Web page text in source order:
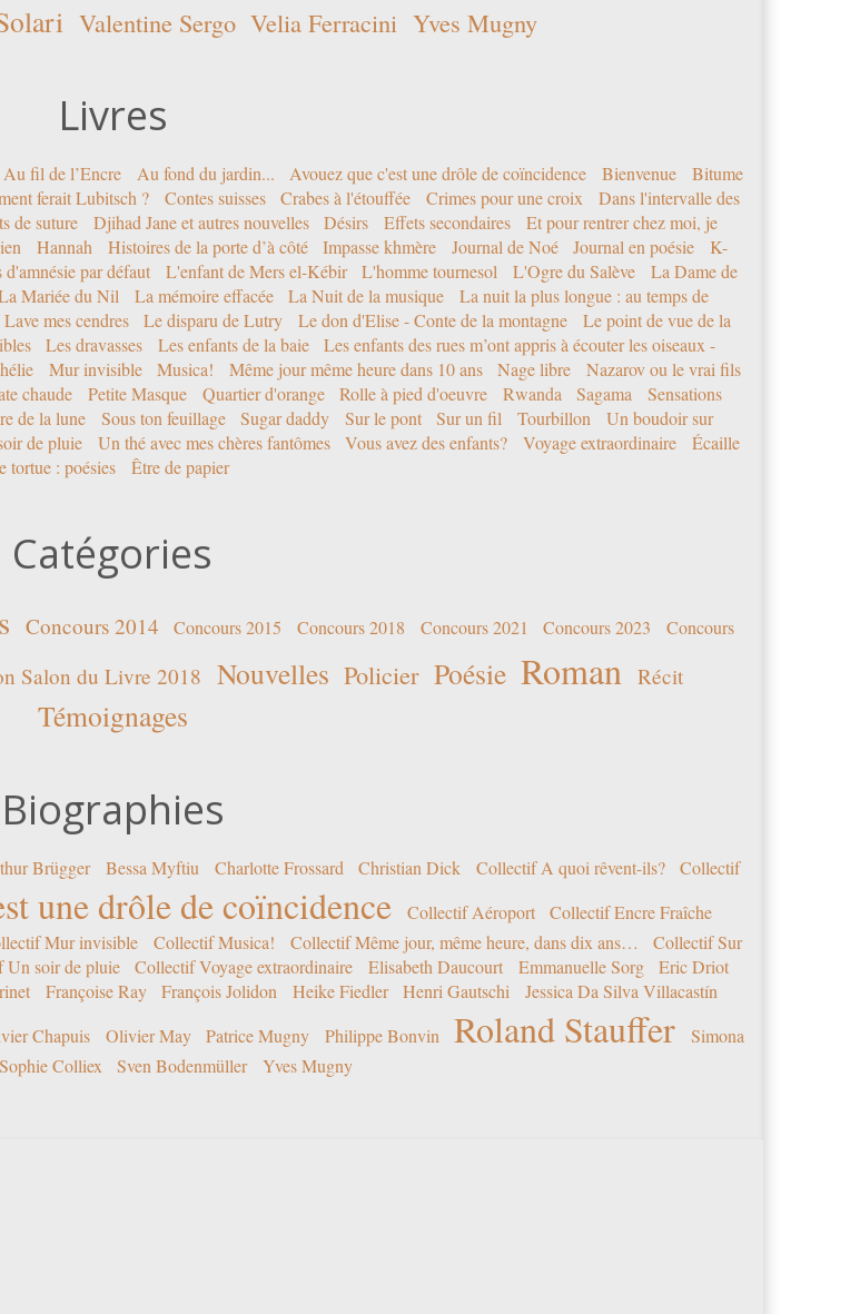
Valentine Sergo Velia Ferracini Yves Mugny
Livres
Au fil de l’Encre Au fond du jardin... Avouez que c'est une drôle de coïncidence Bienvenue
Bitume
ferait Lubitsch ? Contes suisses Crabes à l'étouffée Crimes pour une croix
Dans l'intervalle des
de suture Djihad Jane et autres nouvelles Désirs Effets secondaires
Et pour rentrer chez moi, je
Hannah Histoires de la porte d’à côté Impasse khmère Journal de Noé Journal en poésie
K-
par défaut L'enfant de Mers el-Kébir L'homme tournesol L'Ogre du Salève
La Dame de
Mariée du Nil La mémoire effacée La Nuit de la musique
La nuit la plus longue : au temps de
Lave mes cendres Le disparu de Lutry Le don d'Elise - Conte de la montagne
Le point de vue de la
Les dravasses Les enfants de la baie
Les enfants des rues m’ont appris à écouter les oiseaux -
Mur invisible Musica! Même jour même heure dans 10 ans Nage libre
Nazarov ou le vrai fils
chaude Petite Masque Quartier d'orange Rolle à pied d'oeuvre Rwanda Sagama
Sensations
de la lune Sous ton feuillage Sugar daddy Sur le pont Sur un fil Tourbillon
Un boudoir sur
de pluie Un thé avec mes chères fantômes Vous avez des enfants? Voyage extraordinaire
Écaille
tortue : poésies
Être de papier
Catégories
Concours 2014 Concours 2015 Concours 2018 Concours 2021 Concours 2023 Concours
Salon du Livre 2018 Nouvelles Policier Poésie Roman Récit
Témoignages
Biographies
Brügger Bessa Myftiu Charlotte Frossard Christian Dick Collectif A quoi rêvent-ils?
Collectif
une drôle de coïncidence Collectif Aéroport
Collectif Encre Fraîche
Mur invisible Collectif Musica! Collectif Même jour, même heure, dans dix ans…
Collectif Sur
Un soir de pluie Collectif Voyage extraordinaire Elisabeth Daucourt Emmanuelle Sorg
Eric Driot
Françoise Ray François Jolidon Heike Fiedler Henri Gautschi
Jessica Da Silva Villacastín
Chapuis Olivier May Patrice Mugny Philippe Bonvin Roland Stauffer
Simona
Sophie Colliex Sven Bodenmüller Yves Mugny